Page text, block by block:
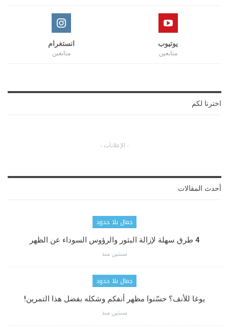
يوتيوب
متابعين
انستغرام
متابعين
اخترنا لكم
- الإعلانات -
أحدث المقالات
جمال بلا حدود
4 طرق سهلة لإزالة البثور والرؤوس السوداء عن الظهر
سنتين منذ
جمال بلا حدود
يوغا للأنف؟ حسّنوا مظهر أنفكم وشكله بفضل هذا التمرين!
سنتين منذ